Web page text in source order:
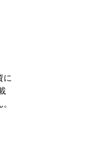
に